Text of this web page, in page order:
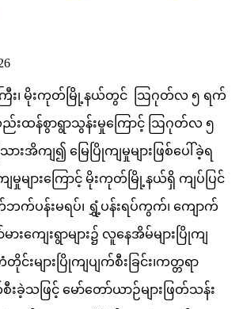
ကြီး၊ မိုးကုတ်မြို့နယ်တွင် ဩဂုတ်လ ၅ ရက်
းထန်စွာရွာသွန်းမှုကြောင့် ဩဂုတ်လ ၅
အိကျ၍ မြေပြိုကျမှုများဖြစ်ပေါ်ခဲ့ရ
များကြောင့် မိုးကုတ်မြို့နယ်ရှိ ကျပ်ပြင်
ပန်းမရပ်၊ ရွှံ့ပန်းရပ်ကွက်၊ ကျောက်
းကျေးရွာများ၌ လူနေအိမ်များပြိုကျ
င်းများပြိုကျပျက်စီးခြင်း၊ကတ္တရာ
စီးခဲ့သဖြင့် မော်တော်ယာဉ်များဖြတ်သန်း